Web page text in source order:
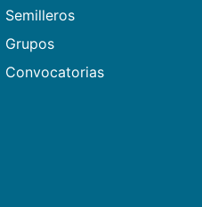
Semilleros
Grupos
Convocatorias